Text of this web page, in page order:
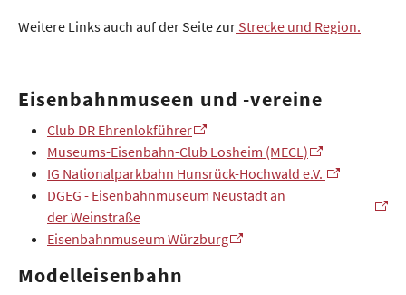
Weitere Links auch auf der Seite zur Strecke und Region.
Eisenbahnmuseen und -vereine
Club DR Ehrenlokführer
Museums-Eisenbahn-Club Losheim (MECL)
IG Nationalparkbahn Hunsrück-Hochwald e.V.
DGEG - Eisenbahnmuseum Neustadt an
der Weinstraße
Eisenbahnmuseum Würzburg
Modelleisenbahn